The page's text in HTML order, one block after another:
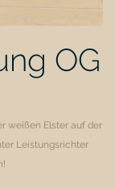
OG
weißen Elster auf der
Leistungsrichter